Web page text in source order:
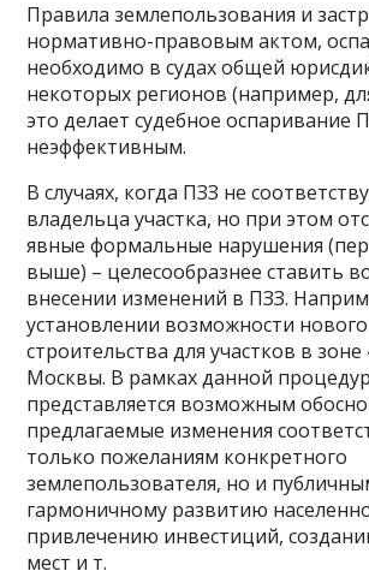
Правила землепользования и
нормативно-правовым актом,
необходимо в судах общей
некоторых регионов (например,
это делает судебное оспаривание
неэффективным.
В случаях, когда ПЗЗ не
владельца участка, но при этом
явные формальные нарушения
выше) – целесообразнее ставить
внесении изменений в ПЗЗ.
установлении возможности нового
строительства для участков в
Москвы. В рамках данной
представляется возможным
предлагаемые изменения
только пожеланиям конкретного
землепользователя, но и
гармоничному развитию
привлечению инвестиций,
мест и т.